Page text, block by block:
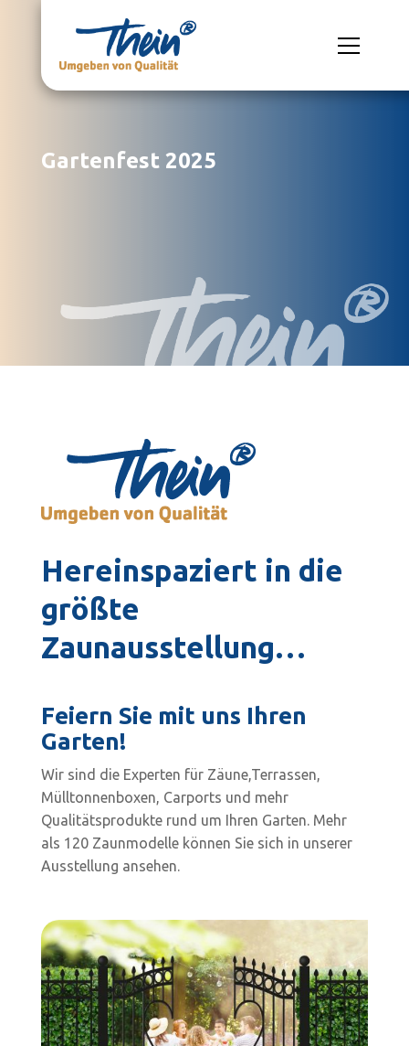
Gartenfest 2025
Hereinspaziert in die
größte
Zaunausstellung…
Feiern Sie mit uns Ihren
Garten!
Wir sind die Experten für Zäune,Terrassen,
Mülltonnenboxen, Carports und mehr
Qualitätsprodukte rund um Ihren Garten. Mehr
als 120 Zaunmodelle können Sie sich in unserer
Ausstellung ansehen.